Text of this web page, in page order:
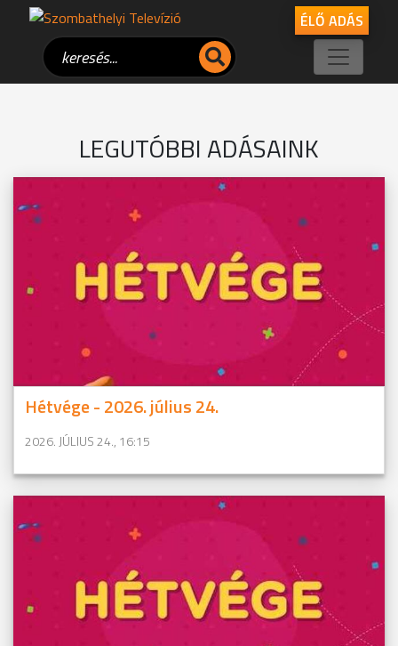
ÉLŐ ADÁS
LEGUTÓBBI ADÁSAINK
Hétvége - 2026. július 24.
2026. JÚLIUS 24., 16:15